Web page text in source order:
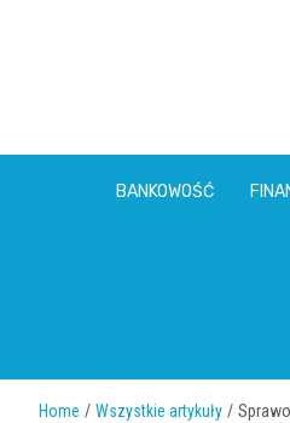
BANKOWOŚĆ
Home Wszystkie artykuły